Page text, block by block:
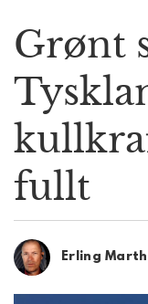
Grønt
fullt
Erling